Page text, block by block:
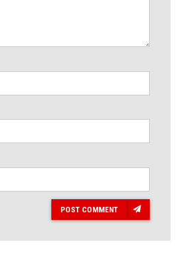
POST COMMENT